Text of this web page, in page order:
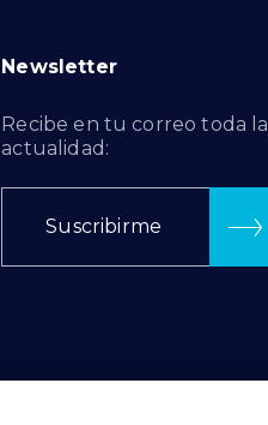
Newsletter
Recibe en tu correo toda la
actualidad:
Suscribirme